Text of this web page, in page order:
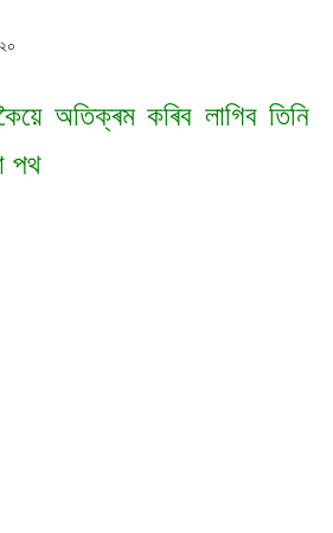
অতিক্ৰম কৰিব লাগিব তিনি
পথ